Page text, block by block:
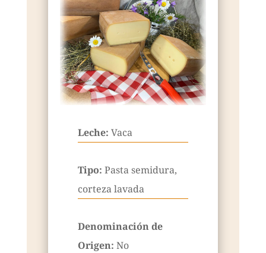
Leche: Vaca
Tipo: Pasta semidura,
corteza lavada
Denominación de
Origen: No